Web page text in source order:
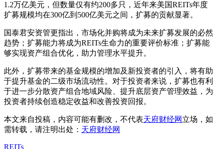
1.2万亿美元，但数量仅有约200多只，近年来美国REITs年度
扩募规模均在300亿到500亿美元之间，扩募的贡献显著。
国泰君安资管更指出，市场化并购将成为未来扩募发展的必然
趋势；扩募能力将成为REITs生命力的重要评价标准；扩募能
够实现资产组合优化，助力管理水平提升。
此外，扩募带来的基金规模的增加及新投资者的引入，将有助
于提升基金的二级市场流动性。对于投资者来说，扩募也有利
于进一步分散资产组合地域风险、提升底层资产管理效益，为
投资者持续创造稳定收益和改善投资回报。
本文来自投稿，内容可能有删改，不代表天府财经网 立场，如
需转载，请注明出处： 天府财经网
REITs